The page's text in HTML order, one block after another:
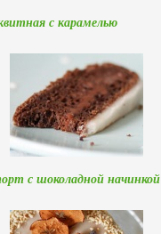
с карамелью
с шоколадной начинкой